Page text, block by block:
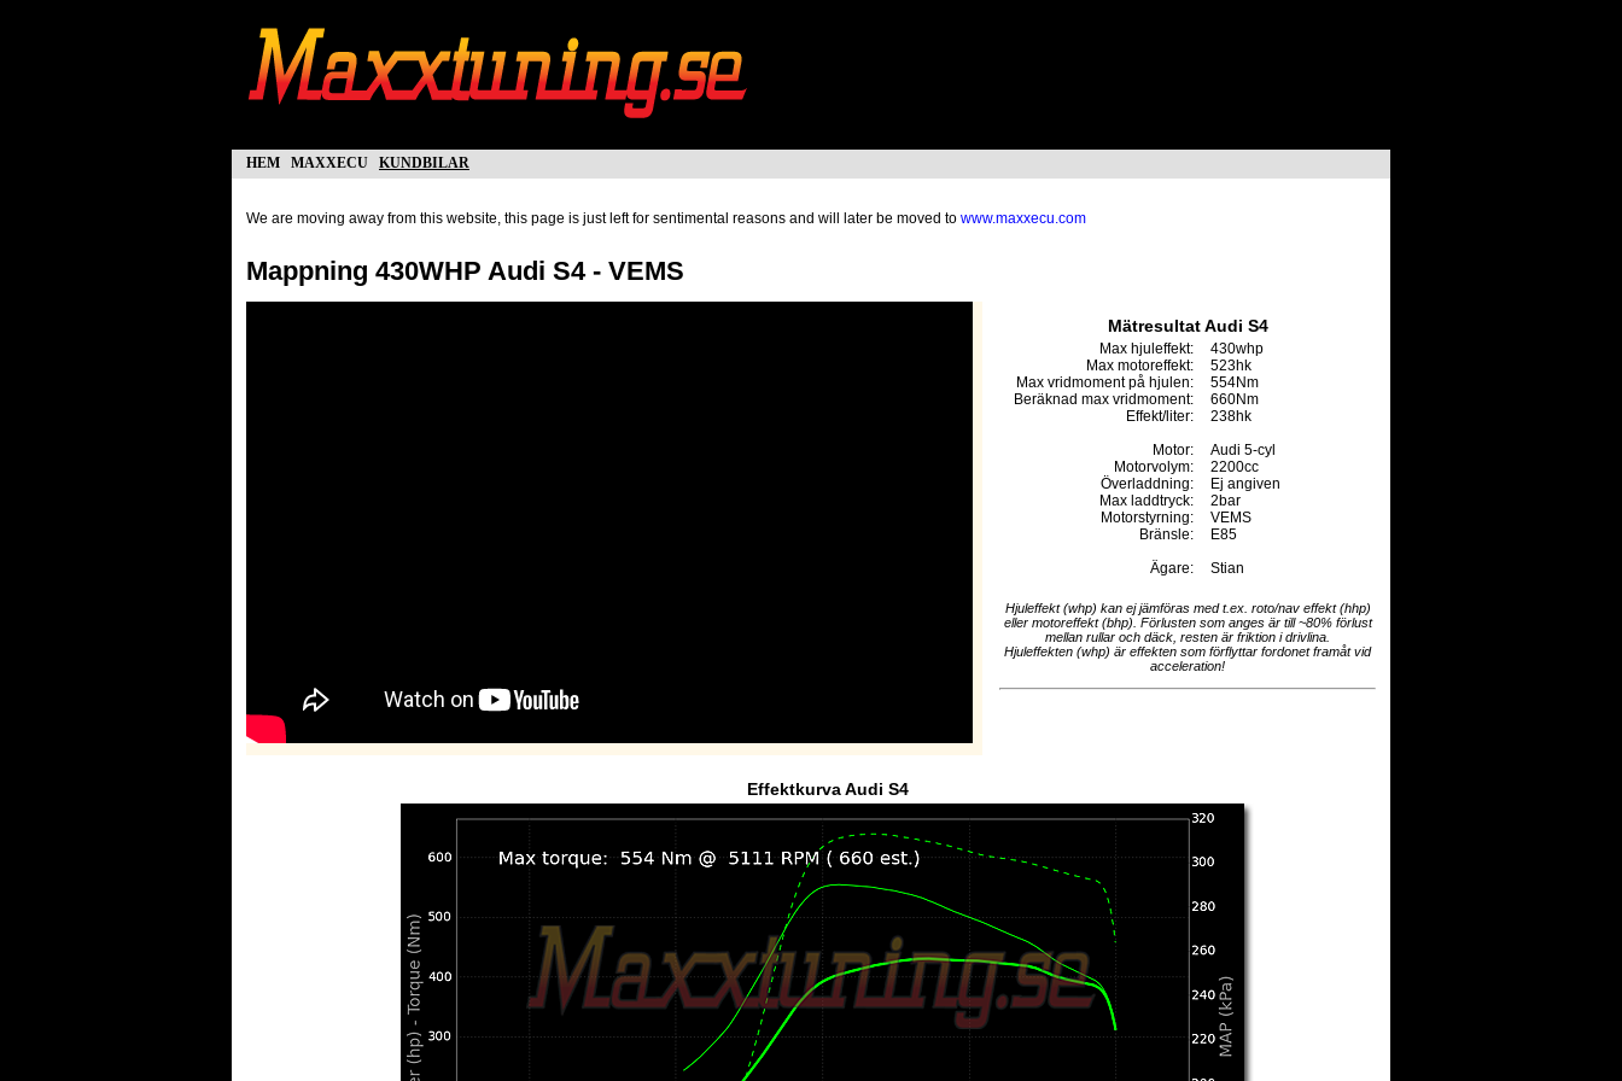
hem maxxecu kundbilar
We are moving away from this website, this page is just left for sentimental reasons and will later be moved to www.maxxecu.com
Mappning 430WHP Audi S4 - VEMS
Mätresultat Audi S4
Max hjuleffekt:
430whp
Max motoreffekt:
523hk
Max vridmoment på hjulen:
554Nm
Beräknad max vridmoment:
660Nm
Effekt/liter:
238hk
Motor:
Audi 5-cyl
Motorvolym:
2200cc
Överladdning:
Ej angiven
Max laddtryck:
2bar
Motorstyrning:
VEMS
Bränsle:
E85
Ägare:
Stian
Hjuleffekt (whp) kan ej jämföras med t.ex. roto/nav effekt (hhp)
eller motoreffekt (bhp). Förlusten som anges är till ~80% förlust
mellan rullar och däck, resten är friktion i drivlina.
Hjuleffekten (whp) är effekten som förflyttar fordonet framåt vid
acceleration!
Effektkurva Audi S4